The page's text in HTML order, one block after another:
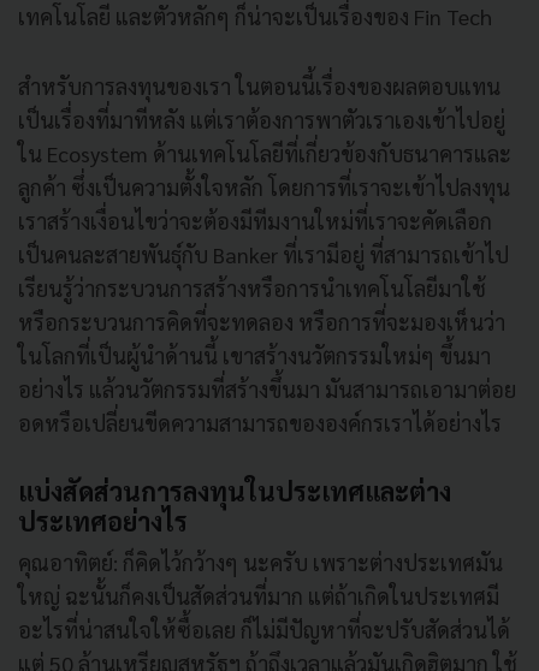
เทคโนโลยี และตัวหลักๆ ก็น่าจะเป็นเรื่องของ Fin Tech
สำหรับการลงทุนของเรา ในตอนนี้เรื่องของผลตอบแทน
เป็นเรื่องที่มาทีหลัง แต่เราต้องการพาตัวเราเองเข้าไปอยู่
ใน Ecosystem ด้านเทคโนโลยีที่เกี่ยวข้องกับธนาคารและ
ลูกค้า ซึ่งเป็นความตั้งใจหลัก โดยการที่เราจะเข้าไปลงทุน
เราสร้างเงื่อนไขว่าจะต้องมีทีมงานใหม่ที่เราจะคัดเลือก
เป็นคนละสายพันธุ์กับ Banker ที่เรามีอยู่ ที่สามารถเข้าไป
เรียนรู้ว่ากระบวนการสร้างหรือการนำเทคโนโลยีมาใช้
หรือกระบวนการคิดที่จะทดลอง หรือการที่จะมองเห็นว่า
ในโลกที่เป็นผู้นำด้านนี้ เขาสร้างนวัตกรรมใหม่ๆ ขึ้นมา
อย่างไร แล้วนวัตกรรมที่สร้างขึ้นมา มันสามารถเอามาต่อย
อดหรือเปลี่ยนขีดความสามารถขององค์กรเราได้อย่างไร
แบ่งสัดส่วนการลงทุนในประเทศและต่าง
ประเทศอย่างไร
คุณอาทิตย์: ก็คิดไว้กว้างๆ นะครับ เพราะต่างประเทศมัน
ใหญ่ ฉะนั้นก็คงเป็นสัดส่วนที่มาก แต่ถ้าเกิดในประเทศมี
อะไรที่น่าสนใจให้ซื้อเลย ก็ไม่มีปัญหาที่จะปรับสัดส่วนได้
แต่ 50 ล้านเหรียญสหรัฐฯ ถ้าถึงเวลาแล้วมันเกิดฮิตมาก ใช้